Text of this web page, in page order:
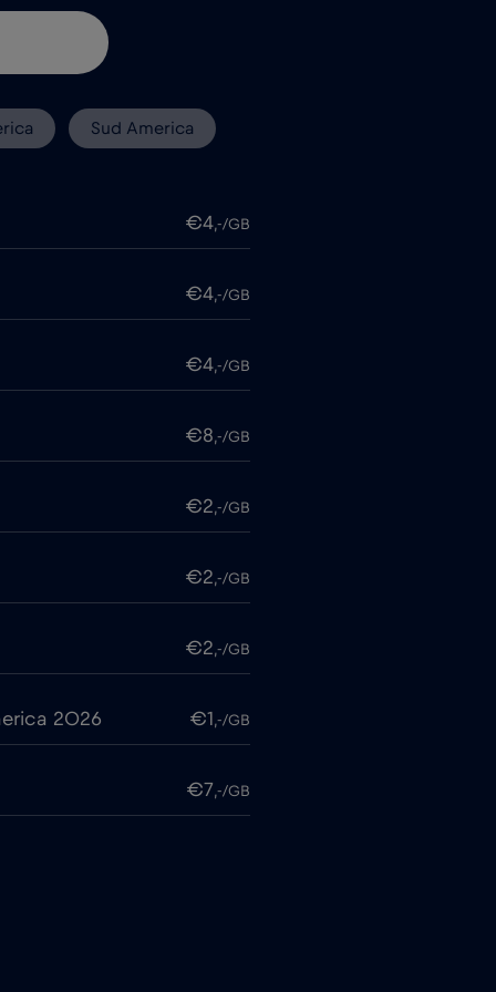
Sud America
€4,-/GB
€4,-/GB
€4,-/GB
€8,-/GB
€2,-/GB
€2,-/GB
€2,-/GB
2026 €1 ,-/GB
€7,-/GB